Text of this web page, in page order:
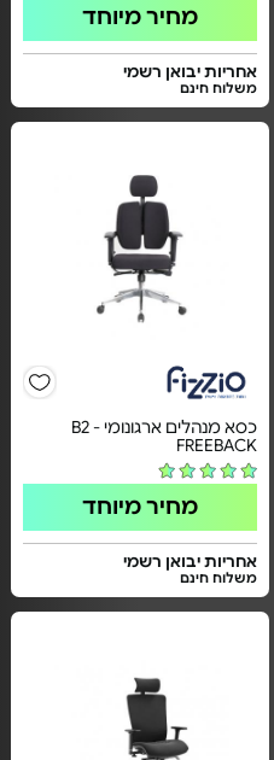
מחיר מיוחד
אחריות יבואן רשמי
משלוח חינם
כסא מנהלים ארגונומי - B2
FREEBACK
מחיר מיוחד
אחריות יבואן רשמי
משלוח חינם